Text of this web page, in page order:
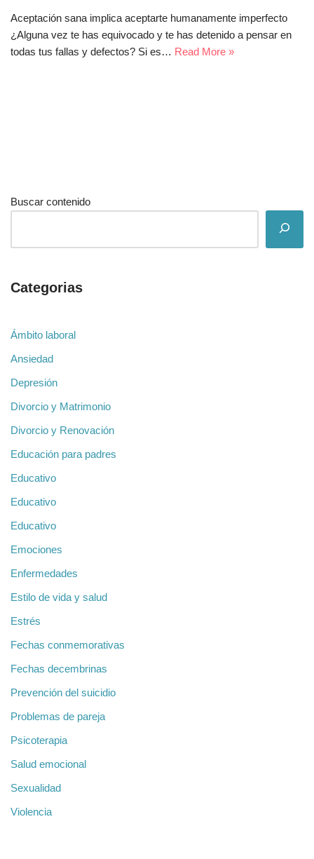
Aceptación sana implica aceptarte humanamente imperfecto
¿Alguna vez te has equivocado y te has detenido a pensar en
todas tus fallas y defectos? Si es… Read More »
Buscar contenido
Categorias
Ámbito laboral
Ansiedad
Depresión
Divorcio y Matrimonio
Divorcio y Renovación
Educación para padres
Educativo
Educativo
Educativo
Emociones
Enfermedades
Estilo de vida y salud
Estrés
Fechas conmemorativas
Fechas decembrinas
Prevención del suicidio
Problemas de pareja
Psicoterapia
Salud emocional
Sexualidad
Violencia